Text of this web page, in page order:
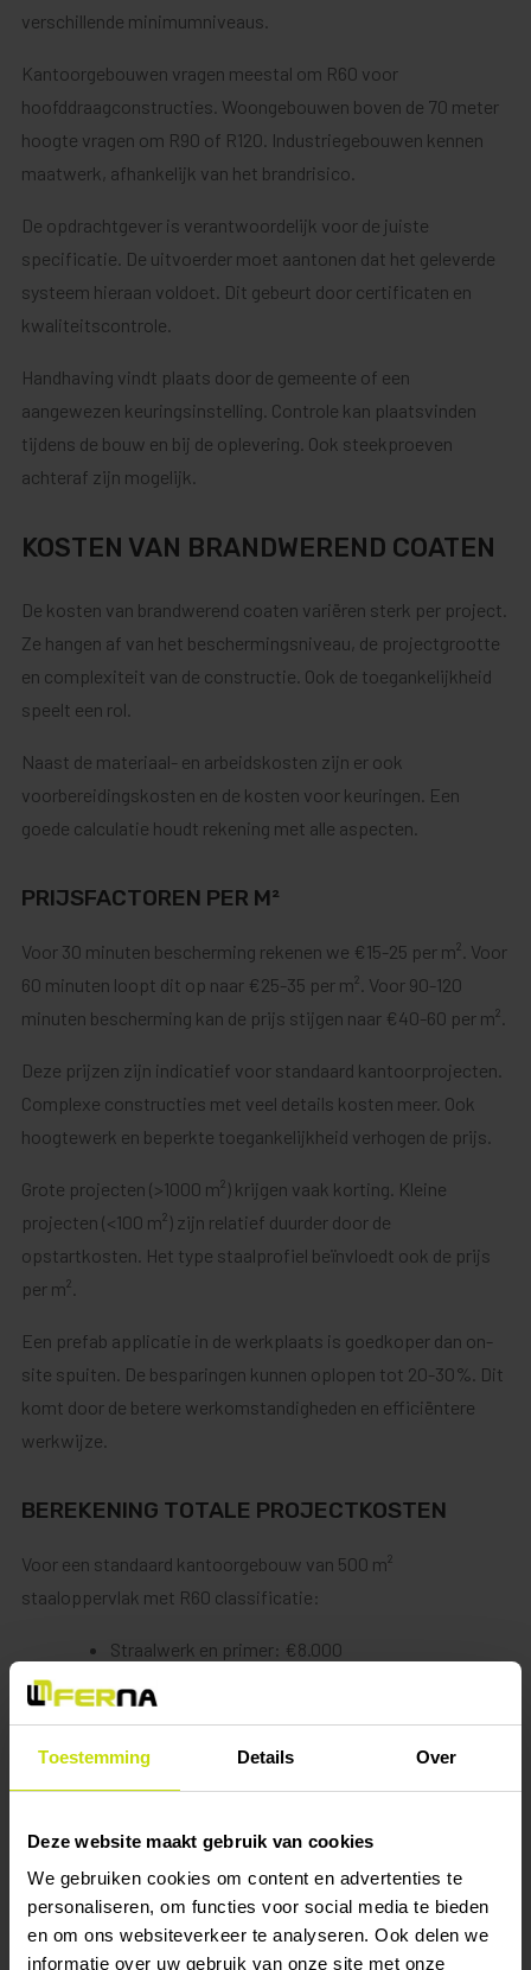
Toestemming Details Over
Deze website maakt gebruik van cookies
We gebruiken cookies om content en advertenties te
personaliseren, om functies voor social media te bieden
en om ons websiteverkeer te analyseren. Ook delen we
informatie over uw gebruik van onze site met onze
verschillende minimumniveaus.
Kantoorgebouwen vragen meestal om R60 voor
hoofddraagconstructies. Woongebouwen boven de 70 meter
hoogte vragen om R90 of R120. Industriegebouwen kennen
maatwerk, afhankelijk van het brandrisico.
De opdrachtgever is verantwoordelijk voor de juiste
specificatie. De uitvoerder moet aantonen dat het geleverde
systeem hieraan voldoet. Dit gebeurt door certificaten en
kwaliteitscontrole.
Handhaving vindt plaats door de gemeente of een
aangewezen keuringsinstelling. Controle kan plaatsvinden
tijdens de bouw en bij de oplevering. Ook steekproeven
achteraf zijn mogelijk.
KOSTEN VAN BRANDWEREND COATEN
De kosten van brandwerend coaten variëren sterk per project.
Ze hangen af van het beschermingsniveau, de projectgrootte
en complexiteit van de constructie. Ook de toegankelijkheid
speelt een rol.
Naast de materiaal- en arbeidskosten zijn er ook
voorbereidingskosten en de kosten voor keuringen. Een
goede calculatie houdt rekening met alle aspecten.
PRIJSFACTOREN PER M²
Voor 30 minuten bescherming rekenen we €15-25 per m². Voor
60 minuten loopt dit op naar €25-35 per m². Voor 90-120
minuten bescherming kan de prijs stijgen naar €40-60 per m².
Deze prijzen zijn indicatief voor standaard kantoorprojecten.
Complexe constructies met veel details kosten meer. Ook
hoogtewerk en beperkte toegankelijkheid verhogen de prijs.
Grote projecten (>1000 m²) krijgen vaak korting. Kleine
projecten (<100 m²) zijn relatief duurder door de
opstartkosten. Het type staalprofiel beïnvloedt ook de prijs
per m².
Een prefab applicatie in de werkplaats is goedkoper dan on-
site spuiten. De besparingen kunnen oplopen tot 20-30%. Dit
komt door de betere werkomstandigheden en efficiëntere
werkwijze.
BEREKENING TOTALE PROJECTKOSTEN
Voor een standaard kantoorgebouw van 500 m²
staaloppervlak met R60 classificatie:
Straalwerk en primer: €8.000
Brandwerende coating: €15.000
Kwaliteitscontrole: €2.000
Totaal: €25.000 (€50 per m²)
project. Ook transport en hijswerk kunnen extra kosten met
zich meebrengen.